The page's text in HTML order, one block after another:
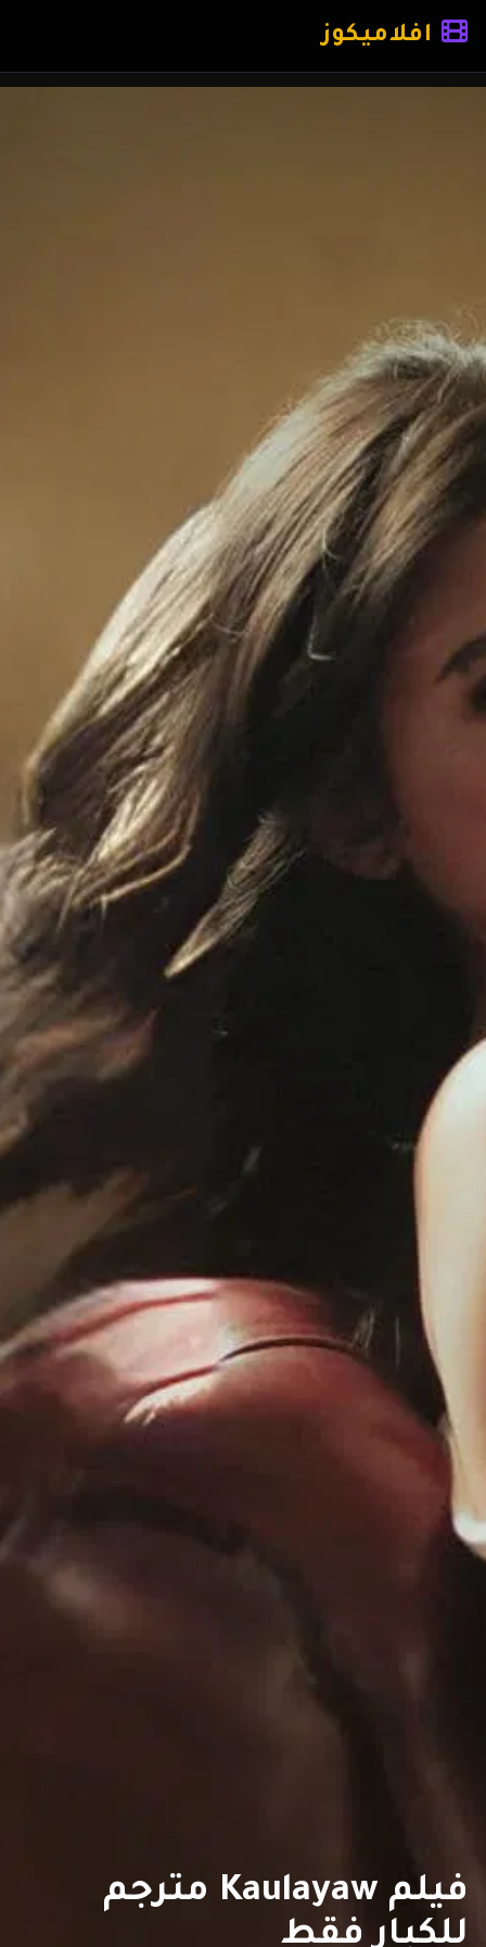
افلاميكوز
فيلم Kaulayaw مترجم
للكبار فقط